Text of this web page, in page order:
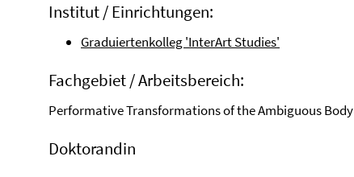
Institut / Einrichtungen:
Graduiertenkolleg 'InterArt Studies'
Fachgebiet / Arbeitsbereich:
Performative Transformations of the Ambiguous Body
Doktorandin